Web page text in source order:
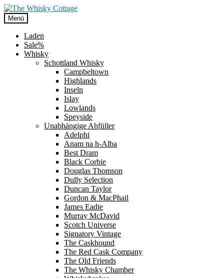
Zur
Navigation
springen
Zum
Inhalt
springen
Menü
Laden
Sale%
Whisky
Schottland Whisky
Campbeltown
Highlands
Inseln
Islay
Lowlands
Speyside
Unabhängige Abfüller
Adelphi
Anam na h-Alba
Best Dram
Black Corbie
Douglas Thomson
Dully Selection
Duncan Taylor
Gordon & MacPhail
James Eadie
Murray McDavid
Scotch Universe
Signatory Vintage
The Caskhound
The Red Cask Company
The Old Friends
The Whisky Chamber